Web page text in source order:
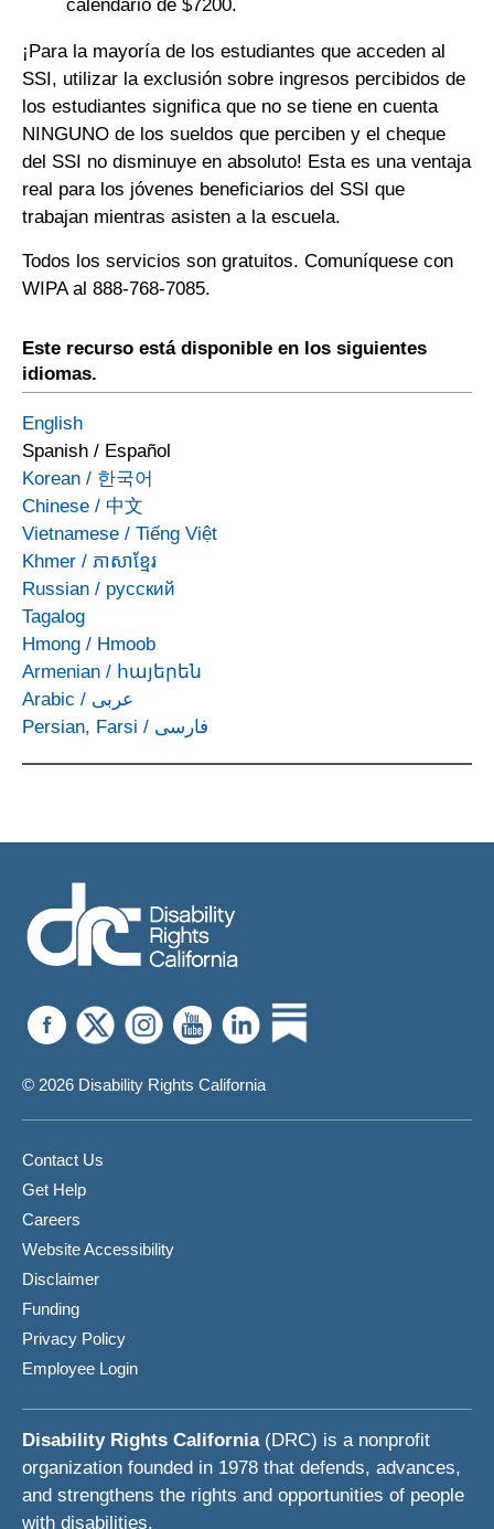
calendario de $7200.
¡Para la mayoría de los estudiantes que acceden al
SSI, utilizar la exclusión sobre ingresos percibidos de
los estudiantes significa que no se tiene en cuenta
NINGUNO de los sueldos que perciben y el cheque
del SSI no disminuye en absoluto! Esta es una ventaja
real para los jóvenes beneficiarios del SSI que
trabajan mientras asisten a la escuela.
Todos los servicios son gratuitos. Comuníquese con
WIPA al 888-768-7085.
Este recurso está disponible en los siguientes
idiomas.
English
Spanish / Español
Korean / 한국어
Chinese / 中文
Vietnamese / Tiếng Việt
Khmer / ភាសាខ្មែរ
Russian / русский
Tagalog
Hmong / Hmoob
Armenian / հայերեն
Arabic / عربى
Persian, Farsi / فارسی
© 2026 Disability Rights California
Contact Us
Get Help
Careers
Website Accessibility
Disclaimer
Funding
Privacy Policy
Employee Login
Disability Rights California(DRC) is a nonprofit
organization founded in 1978 that defends, advances,
and strengthens the rights and opportunities of people
with disabilities.